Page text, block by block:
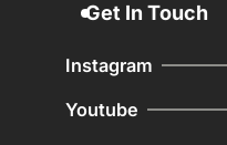
Get In Touch
Instagram
Youtube